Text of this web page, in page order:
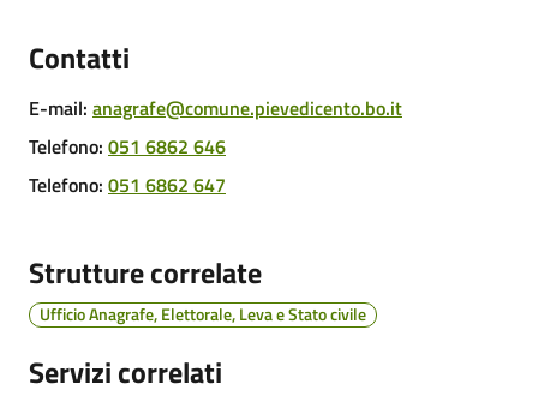
Amministrazione
Trasparente
Tutti
gli
argomenti...
Contatti
E-mail: anagrafe@comune.pievedicento.bo.it
Telefono: 051 6862 646
Telefono: 051 6862 647
Strutture correlate
Ufficio Anagrafe, Elettorale, Leva e Stato civile
Servizi correlati